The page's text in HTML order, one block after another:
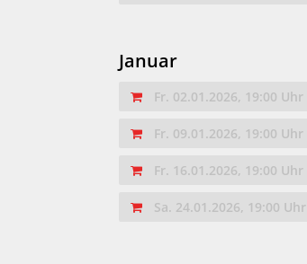
Januar
Fr. 02.01.2026, 19:00 Uhr
Fr. 09.01.2026, 19:00 Uhr
Fr. 16.01.2026, 19:00 Uhr
Sa. 24.01.2026, 19:00 Uhr